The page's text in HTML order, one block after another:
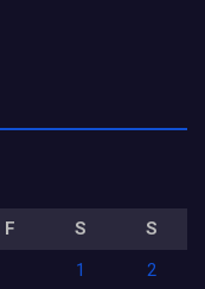
F S
S
1
2